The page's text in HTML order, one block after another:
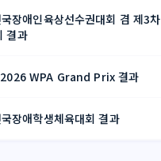
장애인육상선수권대회 겸 제3차
결과
WPA Grand Prix 결과
장애학생체육대회 결과